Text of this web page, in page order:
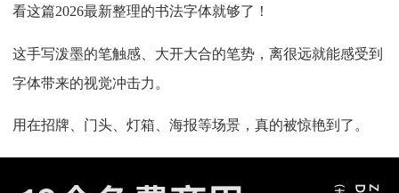
看这篇2026最新整理的书法字体就够了！
这手写泼墨的笔触感、大开大合的笔势，离很远就能感受到
字体带来的视觉冲击力。
用在招牌、门头、灯箱、海报等场景，真的被惊艳到了。